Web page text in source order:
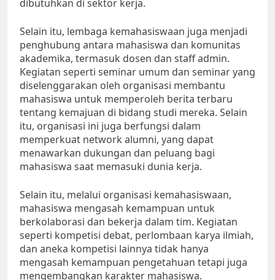
dibutuhkan di sektor kerja.
Selain itu, lembaga kemahasiswaan juga menjadi
penghubung antara mahasiswa dan komunitas
akademika, termasuk dosen dan staff admin.
Kegiatan seperti seminar umum dan seminar yang
diselenggarakan oleh organisasi membantu
mahasiswa untuk memperoleh berita terbaru
tentang kemajuan di bidang studi mereka. Selain
itu, organisasi ini juga berfungsi dalam
memperkuat network alumni, yang dapat
menawarkan dukungan dan peluang bagi
mahasiswa saat memasuki dunia kerja.
Selain itu, melalui organisasi kemahasiswaan,
mahasiswa mengasah kemampuan untuk
berkolaborasi dan bekerja dalam tim. Kegiatan
seperti kompetisi debat, perlombaan karya ilmiah,
dan aneka kompetisi lainnya tidak hanya
mengasah kemampuan pengetahuan tetapi juga
mengembangkan karakter mahasiswa.